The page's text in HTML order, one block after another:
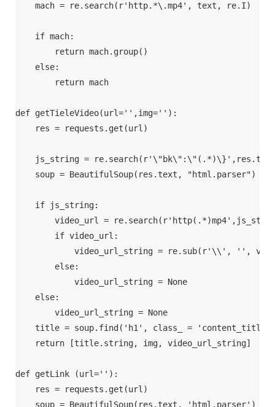
    mach = re.search(r'http.*\.mp4', text, re.I)
    if mach:
        return mach.group()
    else:
        return mach
def getTieleVideo(url='',img=''):
    res = requests.get(url)
js_string =
    soup = BeautifulSoup(res.text, "html.parser")
    if js_string:
video_url =
        if video_url:
video_url_string = re.sub(r'\\', '',
        else:
            video_url_string = None
    else:
        video_url_string = None
    title = soup.find('h1', class_ = 'content_title')
    return [title.string, img, video_url_string]
def getLink (url=''):
    res = requests.get(url)
    soup = BeautifulSoup(res.text, 'html.parser')